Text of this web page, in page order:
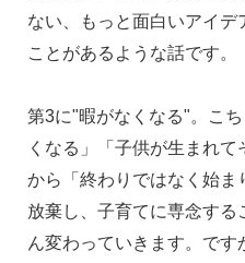
ない、もっと面白いアイ
ことがあるような話です。
第3に"暇がなくなる"。こ
くなる」「子供が生まれ
から「終わりではなく始
放棄し、子育てに専念す
ん変わっていきます。で